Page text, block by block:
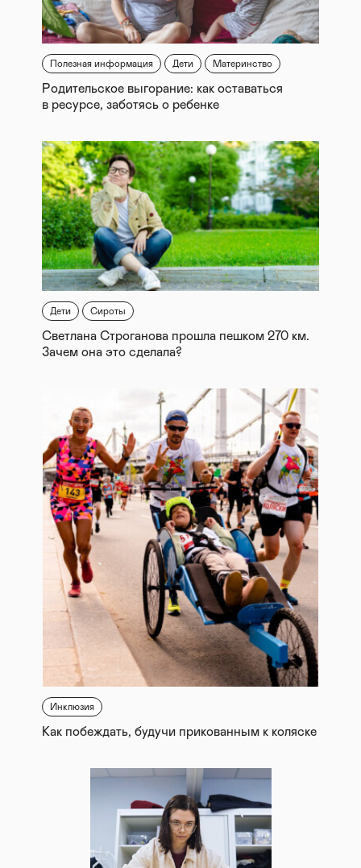
Полезная информация Дети Материнство
Родительское выгорание: как оставаться
в ресурсе, заботясь о ребенке
Дети Сироты
Светлана Строганова прошла пешком 270 км.
Зачем она это сделала?
Инклюзия
Как побеждать, будучи прикованным к коляске